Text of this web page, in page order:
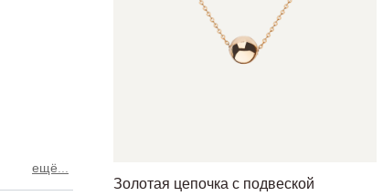
Золотая цепочка с подвеской
ещё...